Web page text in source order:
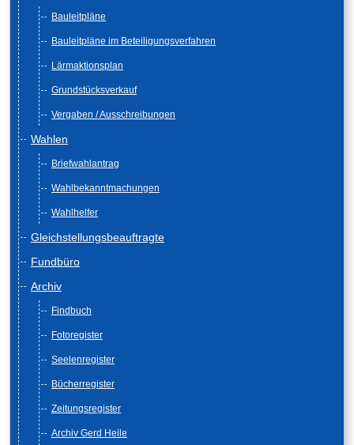
Bauleitpläne
Bauleitpläne im Beteiligungsverfahren
Lärmaktionsplan
Grundstücksverkauf
Vergaben / Ausschreibungen
Wahlen
Briefwahlantrag
Wahlbekanntmachungen
Wahlhelfer
Gleichstellungsbeauftragte
Fundbüro
Archiv
Findbuch
Fotoregister
Seelenregister
Bücherregister
Zeitungsregister
Archiv Gerd Heile